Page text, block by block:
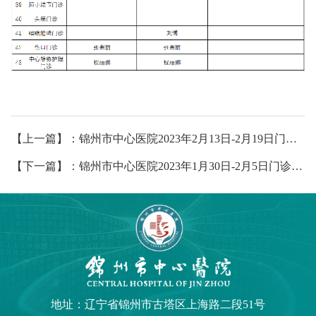
【上一篇】：锦州市中心医院2023年2月13日-2月19日门诊出诊安排
【下一篇】：锦州市中心医院2023年1月30日-2月5日门诊出诊安排
地址：辽宁省锦州市古塔区上海路二段51号